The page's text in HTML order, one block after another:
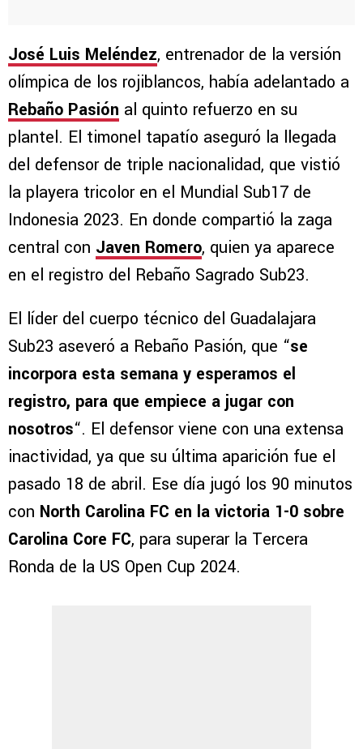
José Luis Meléndez, entrenador de la versión
olímpica de los rojiblancos, había adelantado a
Rebaño Pasión al quinto refuerzo en su
plantel. El timonel tapatío aseguró la llegada
del defensor de triple nacionalidad, que vistió
la playera tricolor en el Mundial Sub17 de
Indonesia 2023. En donde compartió la zaga
central con Javen Romero, quien ya aparece
en el registro del Rebaño Sagrado Sub23.
El líder del cuerpo técnico del Guadalajara
Sub23 aseveró a Rebaño Pasión, que “se
incorpora esta semana y esperamos el
registro, para que empiece a jugar con
nosotros“. El defensor viene con una extensa
inactividad, ya que su última aparición fue el
pasado 18 de abril. Ese día jugó los 90 minutos
con North Carolina FC en la victoria 1-0 sobre
Carolina Core FC, para superar la Tercera
Ronda de la US Open Cup 2024.